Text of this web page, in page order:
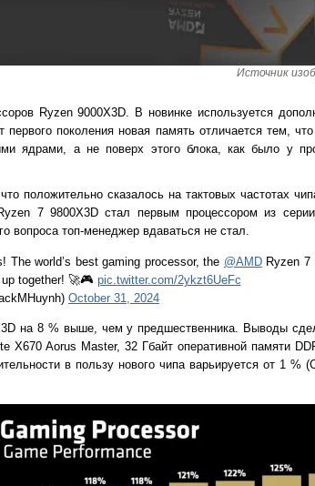
Источник
Ryzen 9000X3D. В новинке используется
поколения новая память отличается тем, что
ядрами, а не поверх этого блока, как было у
положительно сказалось на тактовых частотах
7 9800X3D стал первым процессором из
вопроса топ-менеджер вдаваться не стал.
The world’s best gaming processor, the @AMDRyzen 7
together! 🚀🎮 pic.twitter.com/2ykzt6UeFc
October 31, 2024
на 8 % выше, чем у предшественника. Выводы
X670 Aorus Master, 32 Гбайт оперативной памяти
в пользу нового чипа варьируется от 1 %